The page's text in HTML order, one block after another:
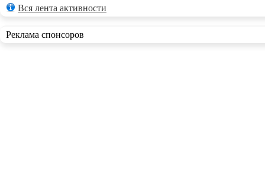
Вся лента активности
Реклама спонсоров